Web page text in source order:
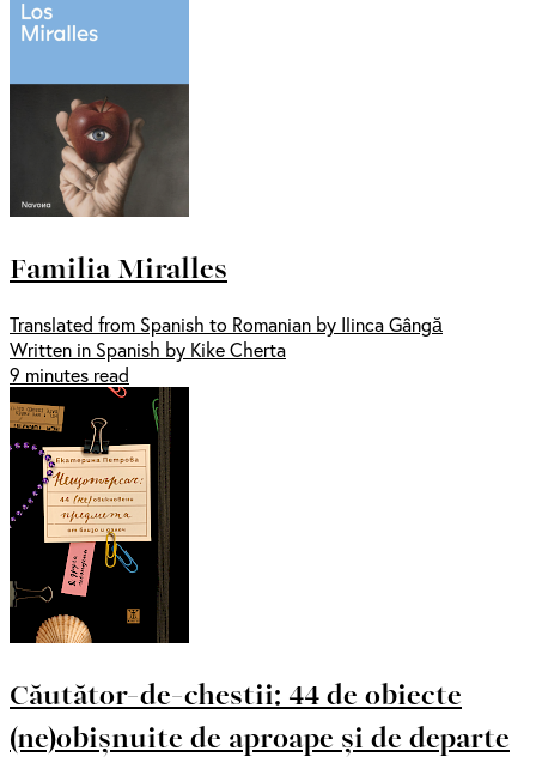
Familia Miralles
Translated from Spanish to Romanian by Ilinca Gângă
Written in Spanish by Kike Cherta
9 minutes read
Căutător-de-chestii: 44 de obiecte
(ne)obișnuite de aproape și de departe